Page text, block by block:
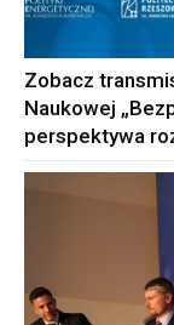
Zobacz
Naukowej
perspektywa